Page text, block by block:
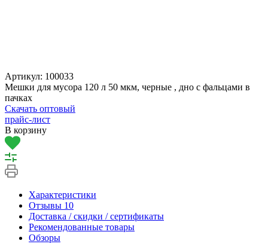
Артикул: 100033
Мешки для мусора 120 л 50 мкм, черные , дно с фальцами в
пачках
Скачать оптовый
прайс-лист
В корзину
Характеристики
Отзывы 10
Доставка / скидки / сертификаты
Рекомендованные товары
Обзоры